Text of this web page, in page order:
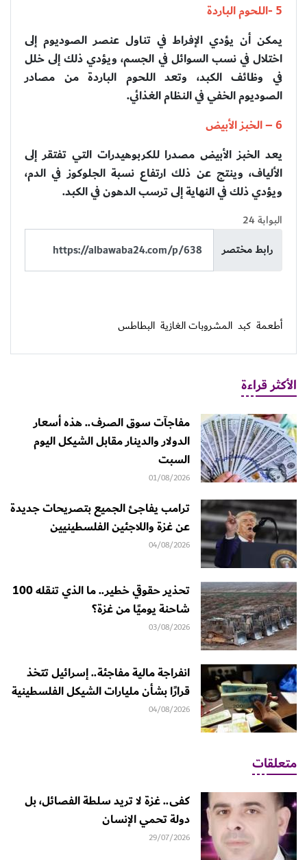
5 -اللحوم الباردة
يمكن أن يؤدي الإفراط في تناول عنصر الصوديوم إلى
اختلال في نسب السوائل في الجسم، ويؤدي ذلك إلى خلل
في وظائف الكبد، وتعد اللحوم الباردة من مصادر
الصوديوم الخفي في النظام الغذائي.
6 – الخبز الأبيض
يعد الخبز الأبيض مصدرا للكربوهيدرات التي تفتقر إلى
الألياف، وينتج عن ذلك ارتفاع نسبة الجلوكوز في الدم،
ويؤدي ذلك في النهاية إلى ترسب الدهون في الكبد.
البوابة 24
رابط مختصر
أطعمة كبد المشروبات الغازية البطاطس
الأكثر قراءة
مفاجآت سوق الصرف.. هذه أسعار
الدولار والدينار مقابل الشيكل اليوم
السبت
01/08/2026
ترامب يفاجئ الجميع بتصريحات جديدة
عن غزة واللاجئين الفلسطينيين
04/08/2026
تحذير حقوقي خطير.. ما الذي تنقله 100
شاحنة يوميًا من غزة؟
03/08/2026
انفراجة مالية مفاجئة.. إسرائيل تتخذ
قرارًا بشأن مليارات الشيكل الفلسطينية
04/08/2026
متعلقات
كفى.. غزة لا تريد سلطة الفصائل، بل
دولة تحمي الإنسان
29/07/2026